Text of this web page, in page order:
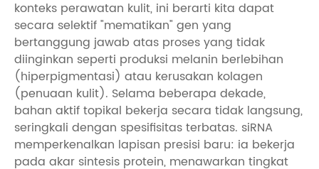
konteks perawatan kulit, ini berarti kita dapat
secara selektif "mematikan" gen yang
bertanggung jawab atas proses yang tidak
diinginkan seperti produksi melanin berlebihan
(hiperpigmentasi) atau kerusakan kolagen
(penuaan kulit). Selama beberapa dekade,
bahan aktif topikal bekerja secara tidak langsung,
seringkali dengan spesifisitas terbatas. siRNA
memperkenalkan lapisan presisi baru: ia bekerja
pada akar sintesis protein, menawarkan tingkat